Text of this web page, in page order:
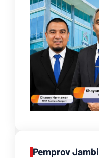
Pemprov Jambi